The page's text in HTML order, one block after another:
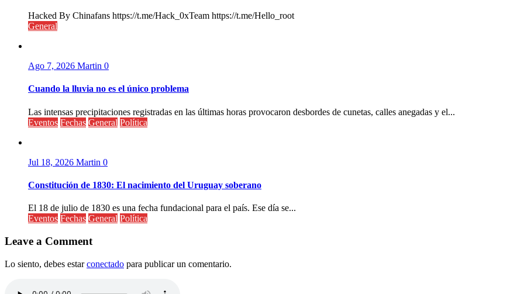
Hacked By Chinafans https://t.me/Hack_0xTeam https://t.me/Hello_root
General
Ago 7, 2026 Martin 0
Cuando la lluvia no es el único problema
Las intensas precipitaciones registradas en las últimas horas provocaron desbordes de cunetas, calles anegadas y el...
Eventos Fechas General Política
Jul 18, 2026 Martin 0
Constitución de 1830: El nacimiento del Uruguay soberano
El 18 de julio de 1830 es una fecha fundacional para el país. Ese día se...
Eventos Fechas General Política
Leave a Comment
Lo siento, debes estarconectado para publicar un comentario.